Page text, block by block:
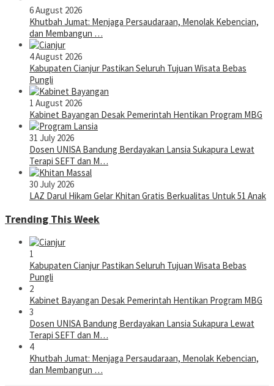
6 August 2026
Khutbah Jumat: Menjaga Persaudaraan, Menolak Kebencian,
dan Membangun …
4 August 2026
Kabupaten Cianjur Pastikan Seluruh Tujuan Wisata Bebas
Pungli
1 August 2026
Kabinet Bayangan Desak Pemerintah Hentikan Program MBG
31 July 2026
Dosen UNISA Bandung Berdayakan Lansia Sukapura Lewat
Terapi SEFT dan M…
30 July 2026
LAZ Darul Hikam Gelar Khitan Gratis Berkualitas Untuk 51 Anak
Trending This Week
1
Kabupaten Cianjur Pastikan Seluruh Tujuan Wisata Bebas
Pungli
2
Kabinet Bayangan Desak Pemerintah Hentikan Program MBG
3
Dosen UNISA Bandung Berdayakan Lansia Sukapura Lewat
Terapi SEFT dan M…
4
Khutbah Jumat: Menjaga Persaudaraan, Menolak Kebencian,
dan Membangun …